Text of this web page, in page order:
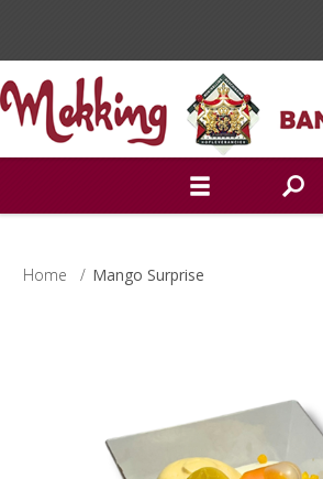
Home / Mango Surprise